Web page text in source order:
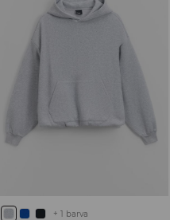
+ 1 barva